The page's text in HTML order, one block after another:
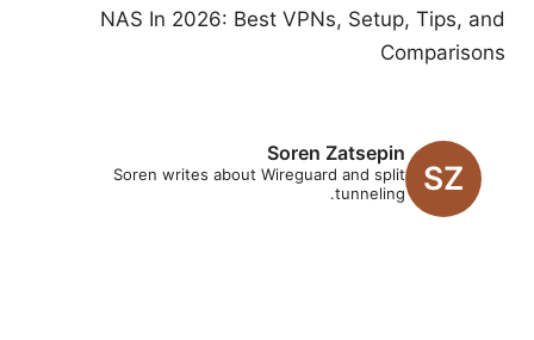
NAS In 2026: Best VPNs, Setup, Tips, and
Comparisons
Soren Zatsepin
Soren writes about Wireguard and split
tunneling.